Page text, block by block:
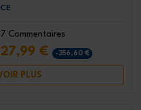
Commentaires
€ -356,60 €
PLUS